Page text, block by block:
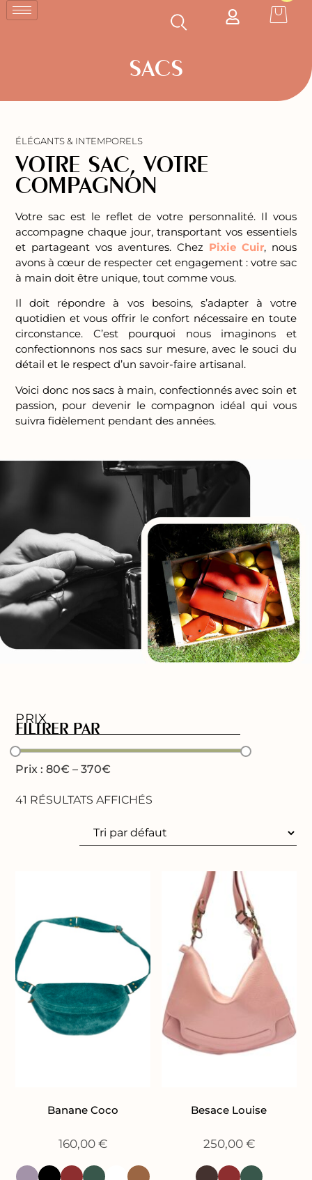
SACS
ÉLÉGANTS & INTEMPORELS
VOTRE SAC, VOTRE
COMPAGNON
Votre sac est le reflet de votre personnalité. Il vous
accompagne chaque jour, transportant vos essentiels
et partageant vos aventures. Chez Pixie Cuir, nous
avons à cœur de respecter cet engagement : votre sac
à main doit être unique, tout comme vous.
Il doit répondre à vos besoins, s’adapter à votre
quotidien et vous offrir le confort nécessaire en toute
circonstance. C’est pourquoi nous imaginons et
confectionnons nos sacs sur mesure, avec le souci du
détail et le respect d’un savoir-faire artisanal.
Voici donc nos sacs à main, confectionnés avec soin et
passion, pour devenir le compagnon idéal qui vous
suivra fidèlement pendant des années.
FILTRER PAR
PRIX
Prix :80€ – 370€
41 RÉSULTATS AFFICHÉS
Banane Coco
160,00€
Besace Louise
250,00 €